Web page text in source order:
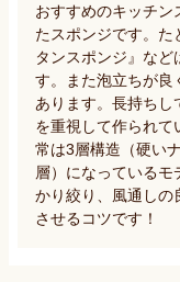
おすすめのキッチ
たスポンジです。た
タンスポンジ』な
す。また泡立ちが良
あります。長持ちし
を重視して作られて
常は3層構造（硬い
層）になっているモ
かり絞り、風通しの
させるコツです！